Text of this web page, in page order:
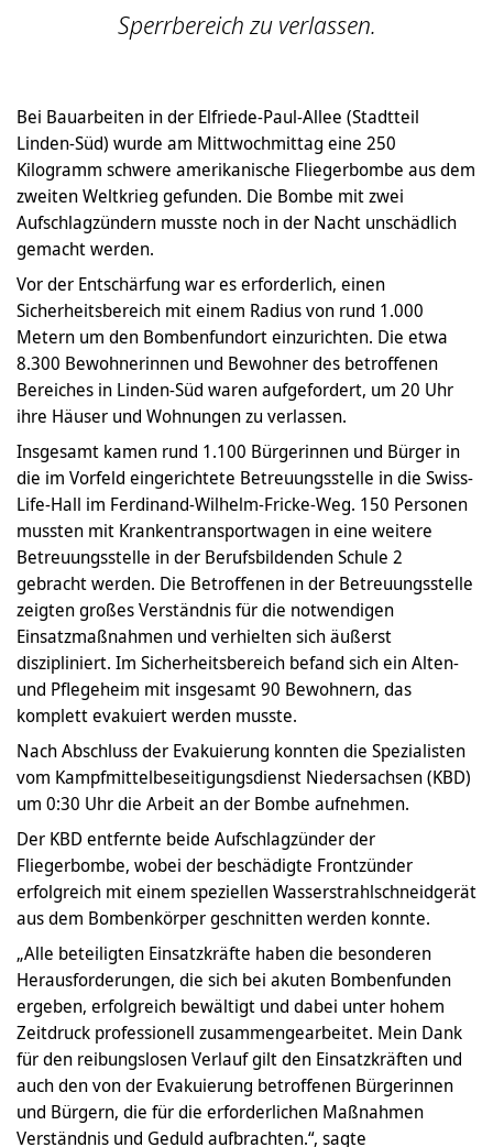
Sperrbereich zu verlassen.
Bei Bauarbeiten in der Elfriede-Paul-Allee (Stadtteil
Linden-Süd) wurde am Mittwochmittag eine 250
Kilogramm schwere amerikanische Fliegerbombe aus dem
zweiten Weltkrieg gefunden. Die Bombe mit zwei
Aufschlagzündern musste noch in der Nacht unschädlich
gemacht werden.
Vor der Entschärfung war es erforderlich, einen
Sicherheitsbereich mit einem Radius von rund 1.000
Metern um den Bombenfundort einzurichten. Die etwa
8.300 Bewohnerinnen und Bewohner des betroffenen
Bereiches in Linden-Süd waren aufgefordert, um 20 Uhr
ihre Häuser und Wohnungen zu verlassen.
Insgesamt kamen rund 1.100 Bürgerinnen und Bürger in
die im Vorfeld eingerichtete Betreuungsstelle in die Swiss-
Life-Hall im Ferdinand-Wilhelm-Fricke-Weg. 150 Personen
mussten mit Krankentransportwagen in eine weitere
Betreuungsstelle in der Berufsbildenden Schule 2
gebracht werden. Die Betroffenen in der Betreuungsstelle
zeigten großes Verständnis für die notwendigen
Einsatzmaßnahmen und verhielten sich äußerst
diszipliniert. Im Sicherheitsbereich befand sich ein Alten-
und Pflegeheim mit insgesamt 90 Bewohnern, das
komplett evakuiert werden musste.
Nach Abschluss der Evakuierung konnten die Spezialisten
vom Kampfmittelbeseitigungsdienst Niedersachsen (KBD)
um 0:30 Uhr die Arbeit an der Bombe aufnehmen.
Der KBD entfernte beide Aufschlagzünder der
Fliegerbombe, wobei der beschädigte Frontzünder
erfolgreich mit einem speziellen Wasserstrahlschneidgerät
aus dem Bombenkörper geschnitten werden konnte.
„Alle beteiligten Einsatzkräfte haben die besonderen
Herausforderungen, die sich bei akuten Bombenfunden
ergeben, erfolgreich bewältigt und dabei unter hohem
Zeitdruck professionell zusammengearbeitet. Mein Dank
für den reibungslosen Verlauf gilt den Einsatzkräften und
auch den von der Evakuierung betroffenen Bürgerinnen
und Bürgern, die für die erforderlichen Maßnahmen
Verständnis und Geduld aufbrachten.“, sagte